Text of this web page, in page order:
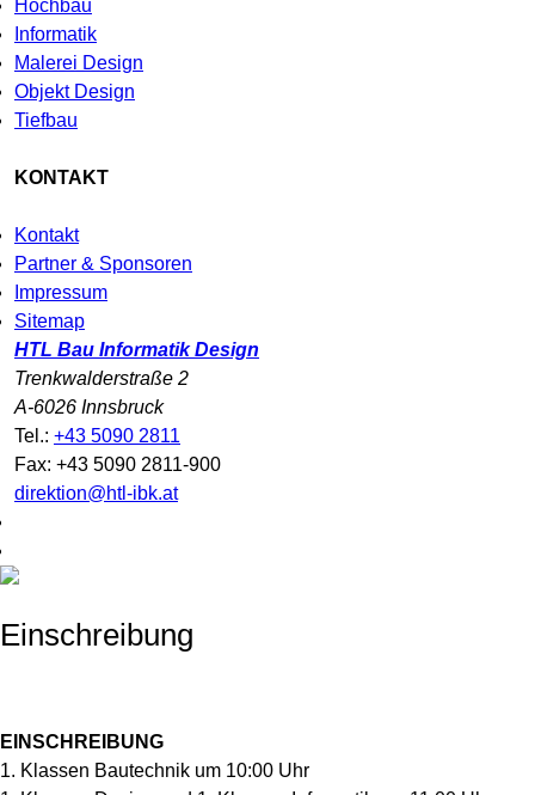
Hochbau
Informatik
Malerei Design
Objekt Design
Tiefbau
KONTAKT
Kontakt
Partner & Sponsoren
Impressum
Sitemap
HTL Bau Informatik Design
Trenkwalderstraße 2
A-6026 Innsbruck
Tel.: +43 5090 2811
Fax: +43 5090 2811-900
direktion@htl-ibk.at
Einschreibung
EINSCHREIBUNG
1. Klassen Bautechnik um 10:00 Uhr